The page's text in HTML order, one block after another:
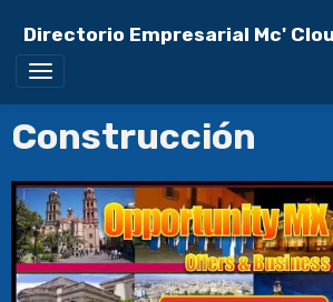
Directorio Empresarial Mc'
Construcción